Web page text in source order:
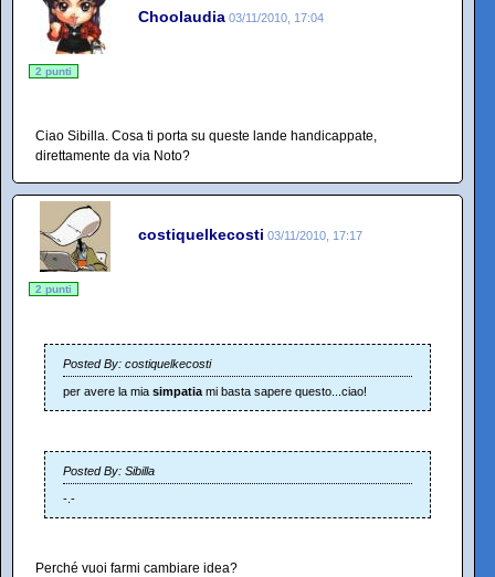
Choolaudia 03/11/2010, 17:04
2 punti
Ciao Sibilla. Cosa ti porta su queste lande handicappate,
direttamente da via Noto?
costiquelkecosti 03/11/2010, 17:17
2 punti
Posted By: costiquelkecosti
per avere la mia simpatia mi basta sapere questo...ciao!
Posted By: Sibilla
-.-
Perché vuoi farmi cambiare idea?